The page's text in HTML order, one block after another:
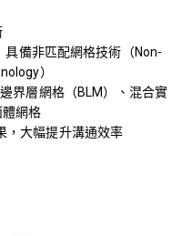
備非匹配網格技術（Non-
）
界層網格（BLM）、混合實
網格
，大幅提升溝通效率